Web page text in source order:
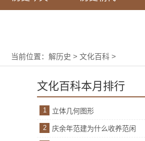
当前位置： 解历史 > 文化百科 >
文化百科本月排行
1 立体几何图形
2 庆余年范建为什么收养范闲